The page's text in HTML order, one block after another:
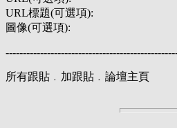
URL標題(可選項):
圖像(可選項):
所有跟貼﹒加跟貼﹒論壇主頁